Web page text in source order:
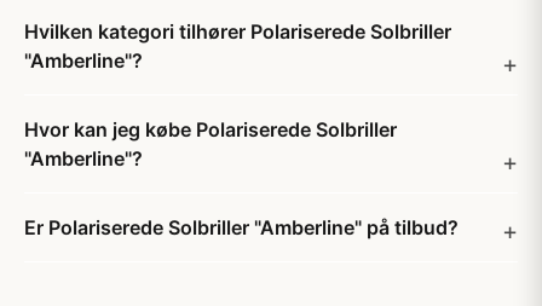
Hvilken kategori tilhører Polariserede Solbriller
"Amberline"?
Hvor kan jeg købe Polariserede Solbriller
"Amberline"?
Er Polariserede Solbriller "Amberline" på tilbud?